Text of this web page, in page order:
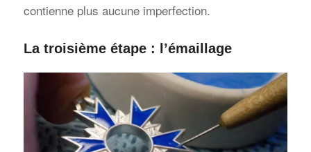
contienne plus aucune imperfection.
La troisième étape : l’émaillage